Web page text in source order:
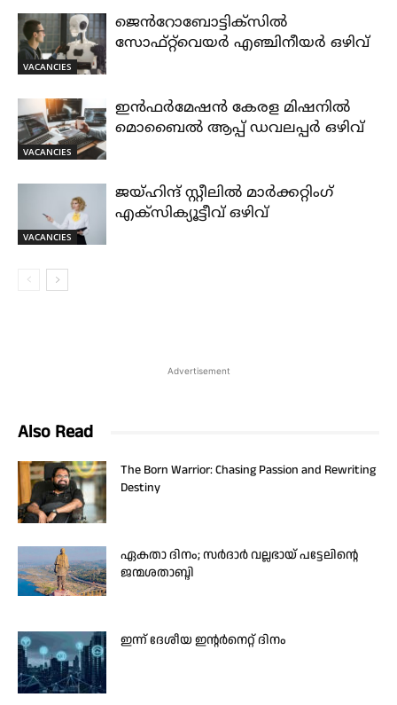
VACANCIES
ജെൻറോബോട്ടിക്സിൽ
സോഫ്റ്റ്‌വെയർ എഞ്ചിനീയർ ഒഴിവ്
VACANCIES
ഇൻഫർമേഷൻ കേരള മിഷനിൽ
മൊബൈൽ ആപ്പ് ഡവലപ്പർ ഒഴിവ്
VACANCIES
ജയ്‌ഹിന്ദ്‌ സ്റ്റീലിൽ മാർക്കറ്റിംഗ്
എക്സിക്യൂട്ടീവ് ഒഴിവ്
Advertisement
Also Read
The Born Warrior: Chasing Passion and Rewriting
Destiny
ഏകതാ ദിനം; സർദാർ വല്ലഭായ് പട്ടേലിന്റെ
ജന്മശതാബ്ദി
ഇന്ന് ദേശീയ ഇന്റർനെറ്റ് ദിനം